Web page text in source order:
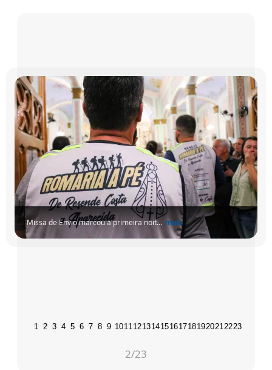
Missa de Envio marcou a primeira noit... mais
1 2 3 4 5 6 7 8 9 1011121314151617181920212223
2/23